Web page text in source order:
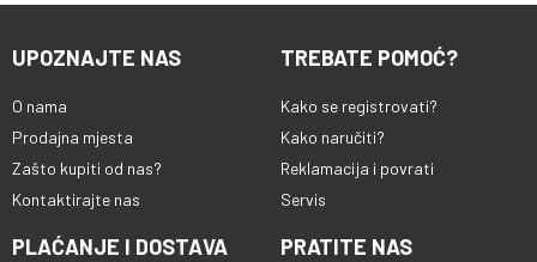
UPOZNAJTE NAS
O nama
Prodajna mjesta
Zašto kupiti od nas?
Kontaktirajte nas
TREBATE POMOĆ?
Kako se registrovati?
Kako naručiti?
Reklamacija i povrati
Servis
PLAĆANJE I DOSTAVA PRATITE NAS